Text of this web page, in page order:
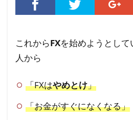
これからFXを始めようとし
人から
「FXはやめとけ」
「お金がすぐになくなる」